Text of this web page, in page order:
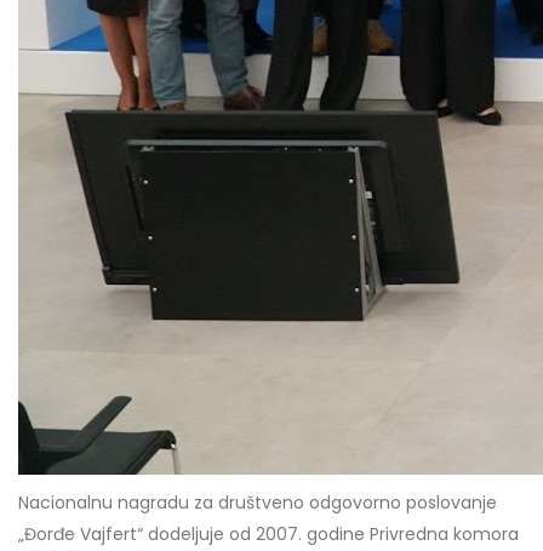
Nacionalnu nagradu za društveno odgovorno poslovanje
„Đorđe Vajfert“ dodeljuje od 2007. godine Privredna komora